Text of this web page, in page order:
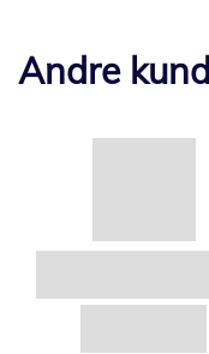
Andre